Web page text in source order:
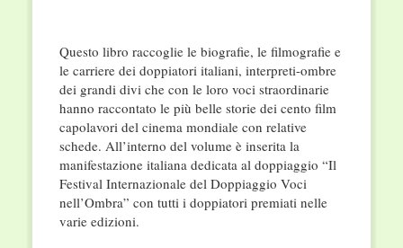
Questo libro raccoglie le biografie, le filmografie e
le carriere dei doppiatori italiani, interpreti-ombre
dei grandi divi che con le loro voci straordinarie
hanno raccontato le più belle storie dei cento film
capolavori del cinema mondiale con relative
schede. All’interno del volume è inserita la
manifestazione italiana dedicata al doppiaggio “Il
Festival Internazionale del Doppiaggio Voci
nell’Ombra” con tutti i doppiatori premiati nelle
varie edizioni.